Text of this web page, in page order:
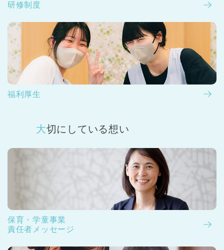
研修制度
福利厚生
大切にしている想い
保育・学童事業
責任者メッセージ